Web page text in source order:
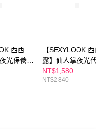
西西
光保養組
謝水
夜光代
【SEXYLOOK
露】仙人掌夜光
150ml+仙人掌夜
謝霜 50ml+外泌
NT$1,580
NT$2,840